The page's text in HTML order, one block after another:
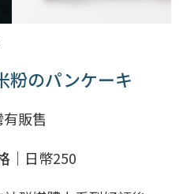
のパンケーキ
販售
｜ 日幣250